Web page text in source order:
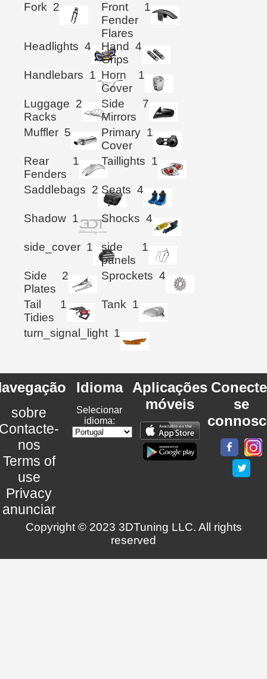
Fork 2
Front
Fender
Flares
1
Headlights 4
Hand
Grips
4
Handlebars 1 Horn
Cover
1
Luggage
Racks
2
Side
Mirrors
7
Muffler 5
Primary
Cover
1
Rear
Fenders
1 Taillights 1
Saddlebags 2 Seats 4
Shadow 1 Shocks 4
side_cover 1
side
panels
1
Side
Plates
2 Sprockets 4
Tail
Tidies
1 Tank 1
turn_signal_light 1
sobre
nos
Terms of
use
Privacy
anunciar
Idioma
Selecionar
idioma:
Aplicações
móveis
se
Copyright © 2023 3DTuning LLC. All rights
reserved